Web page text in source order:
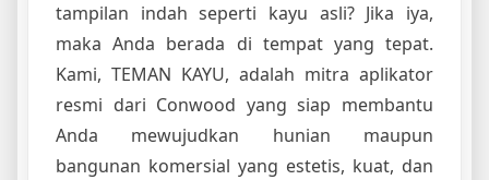
tampilan indah seperti kayu asli? Jika iya,
maka Anda berada di tempat yang tepat.
Kami, TEMAN KAYU, adalah mitra aplikator
resmi dari Conwood yang siap membantu
Anda mewujudkan hunian maupun
bangunan komersial yang estetis, kuat, dan